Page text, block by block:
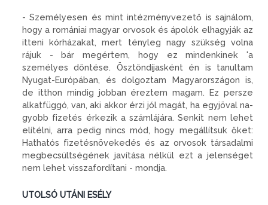
- Személyesen és mint intéz­ményvezető is sajnálom,
hogy a romániai magyar orvosok és ápo­lók elhagyják az
itteni kórházakat, mert tényleg nagy szükség volna
rájuk - bár megértem, hogy ez mindenkinek 'a
személyes dönté­se. Ösztöndíjasként én is tanultam
Nyugat-Európában, és dolgoztam Magyarországon is,
de itthon mindig jobban éreztem magam. Ez persze
alkatfüggó, van, aki ak­kor érzi jól magát, ha egyjöval na­
gyobb fizetés érkezik a számlájára. Senkit nem lehet
elítélni, arra pe­dig nincs mód, hogy megállítsuk őket:
Hathatós fizetésnövekedés és az orvosok társadalmi
megbe­csültségének javítása nélkül ezt a jelenséget
nem lehet visszafordí­tani - mondja.
UTOLSÓ UTÁNI ESÉLY